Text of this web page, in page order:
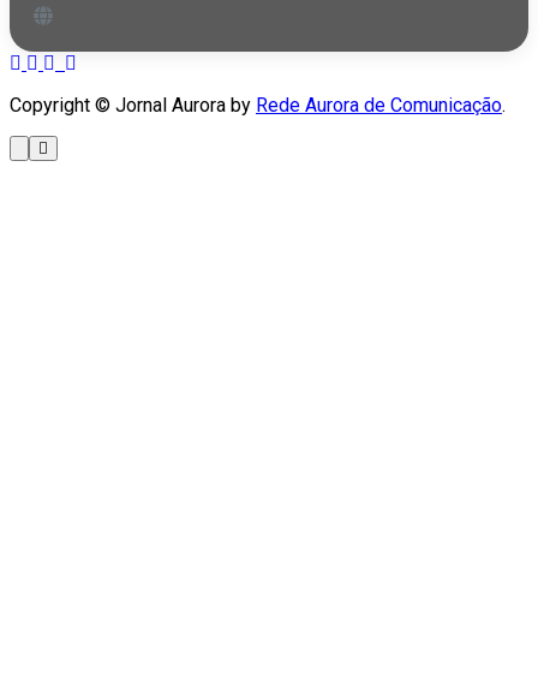
Copyright © Jornal Aurora by Rede Aurora de Comunicação.